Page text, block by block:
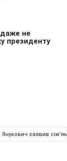
заявив